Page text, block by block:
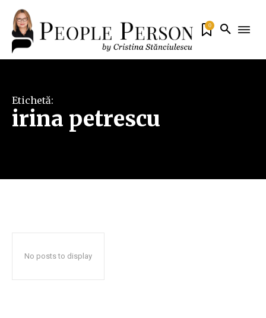
0
Etichetă:
irina petrescu
No posts to display